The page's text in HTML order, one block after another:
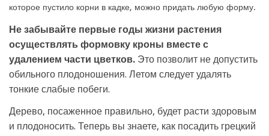
которое пустило корни в кадке, можно придать любую форму.
Не забывайте первые годы жизни растения
осуществлять формовку кроны вместе с
удалением части цветков. Это позволит не допустить
обильного плодоношения. Летом следует удалять
тонкие слабые побеги.
Дерево, посаженное правильно, будет расти здоровым
и плодоносить. Теперь вы знаете, как посадить грецкий